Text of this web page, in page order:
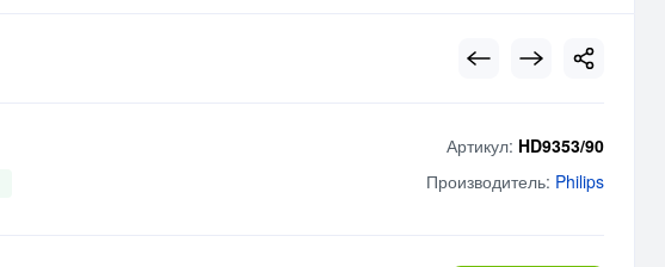
Артикул: HD9353/90
Производитель: Philips